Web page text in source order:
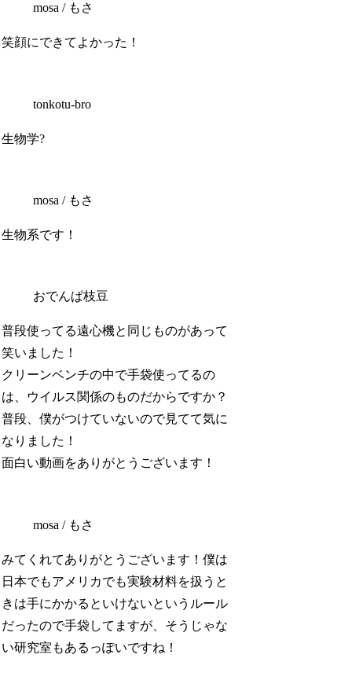
mosa / もさ
笑顔にできてよかった！
tonkotu-bro
生物学?
mosa / もさ
生物系です！
おでんぱ枝豆
普段使ってる遠心機と同じものがあって
笑いました！
クリーンベンチの中で手袋使ってるの
は、ウイルス関係のものだからですか？
普段、僕がつけていないので見てて気に
なりました！
面白い動画をありがとうございます！
mosa / もさ
みてくれてありがとうございます！僕は
日本でもアメリカでも実験材料を扱うと
きは手にかかるといけないというルール
だったので手袋してますが、そうじゃな
い研究室もあるっぽいですね！